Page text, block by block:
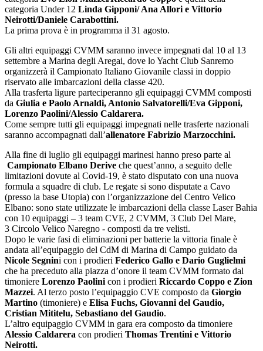
categoria Under 12 Linda Gipponi/ Ana Allori e Vittorio
Neirotti/Daniele Carabottini.
La prima prova è in programma il 31 agosto.
Gli altri equipaggi CVMM saranno invece impegnati dal 10 al 13
settembre a Marina degli Aregai, dove lo Yacht Club Sanremo
organizzerà il Campionato Italiano Giovanile classi in doppio
riservato alle imbarcazioni della classe 420.
Alla trasferta ligure parteciperanno gli equipaggi CVMM composti
da Giulia e Paolo Arnaldi, Antonio Salvatorelli/Eva Gipponi,
Lorenzo Paolini/Alessio Caldarera.
Come sempre tutti gli equipaggi impegnati nelle trasferte nazionali
saranno accompagnati dall’allenatore Fabrizio Marzocchini.
Alla fine di luglio gli equipaggi marinesi hanno preso parte al
Campionato Elbano Derive che quest’anno, a seguito delle
limitazioni dovute al Covid-19, è stato disputato con una nuova
formula a squadre di club. Le regate si sono disputate a Cavo
(presso la base Utopia) con l’organizzazione del Centro Velico
Elbano: sono state utilizzate le imbarcazioni della classe Laser Bahia
con 10 equipaggi – 3 team CVE, 2 CVMM, 3 Club Del Mare,
3 Circolo Velico Naregno - composti da tre velisti.
Dopo le varie fasi di eliminazioni per batterie la vittoria finale è
andata all’equipaggio del CdM di Marina di Campo guidato da
Nicole Segnini con i prodieri Federico Gallo e Dario Guglielmi
che ha preceduto alla piazza d’onore il team CVMM formato dal
timoniere Lorenzo Paolini con i prodieri Riccardo Coppo e Zion
Mazzei. Al terzo posto l’equipaggio CVE composto da Giorgio
Martino (timoniere) e Elisa Fuchs, Giovanni del Gaudio,
Cristian Mititelu, Sebastiano del Gaudio.
L’altro equipaggio CVMM in gara era composto da timoniere
Alessio Caldarera con prodieri Thomas Trentini e Vittorio
Neirotti.